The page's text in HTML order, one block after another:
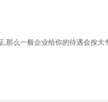
那么一般企业给你的待遇会按大